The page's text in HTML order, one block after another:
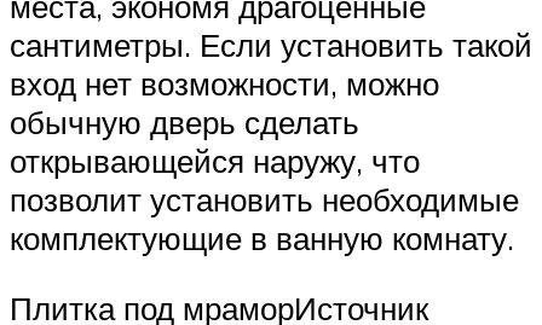
сантиметры. Если установить такой
вход нет возможности, можно
обычную дверь сделать
открывающейся наружу, что
позволит установить необходимые
комплектующие в ванную комнату.
Плитка под мраморИсточник